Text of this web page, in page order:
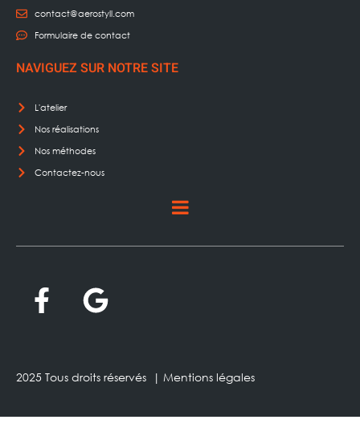
contact@aerostyll.com
Formulaire de contact
NAVIGUEZ SUR NOTRE SITE
L'atelier
Nos réalisations
Nos méthodes
Contactez-nous
2025 Tous droits réservés | Mentions légales